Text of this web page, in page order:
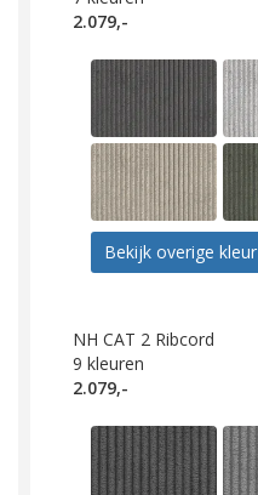
2.079,-
Bekijk overige kleur
NH CAT 2 Ribcord
9 kleuren
2.079,-